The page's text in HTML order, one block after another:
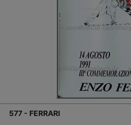
577 - FERRARI